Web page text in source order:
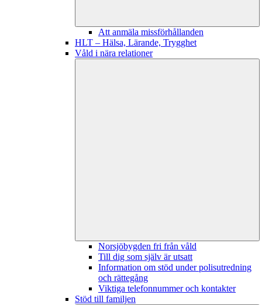
Att anmäla missförhållanden
HLT – Hälsa, Lärande, Trygghet
Våld i nära relationer
Norsjöbygden fri från våld
Till dig som själv är utsatt
Information om stöd under polisutredning
och rättegång
Viktiga telefonnummer och kontakter
Stöd till familjen